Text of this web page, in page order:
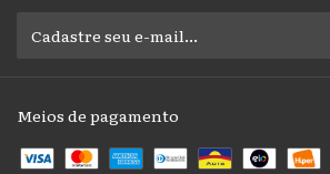
Meios de pagamento